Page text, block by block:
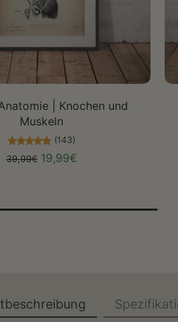
| Knochen und
Muskeln
(143)
39,99€ 19,99€